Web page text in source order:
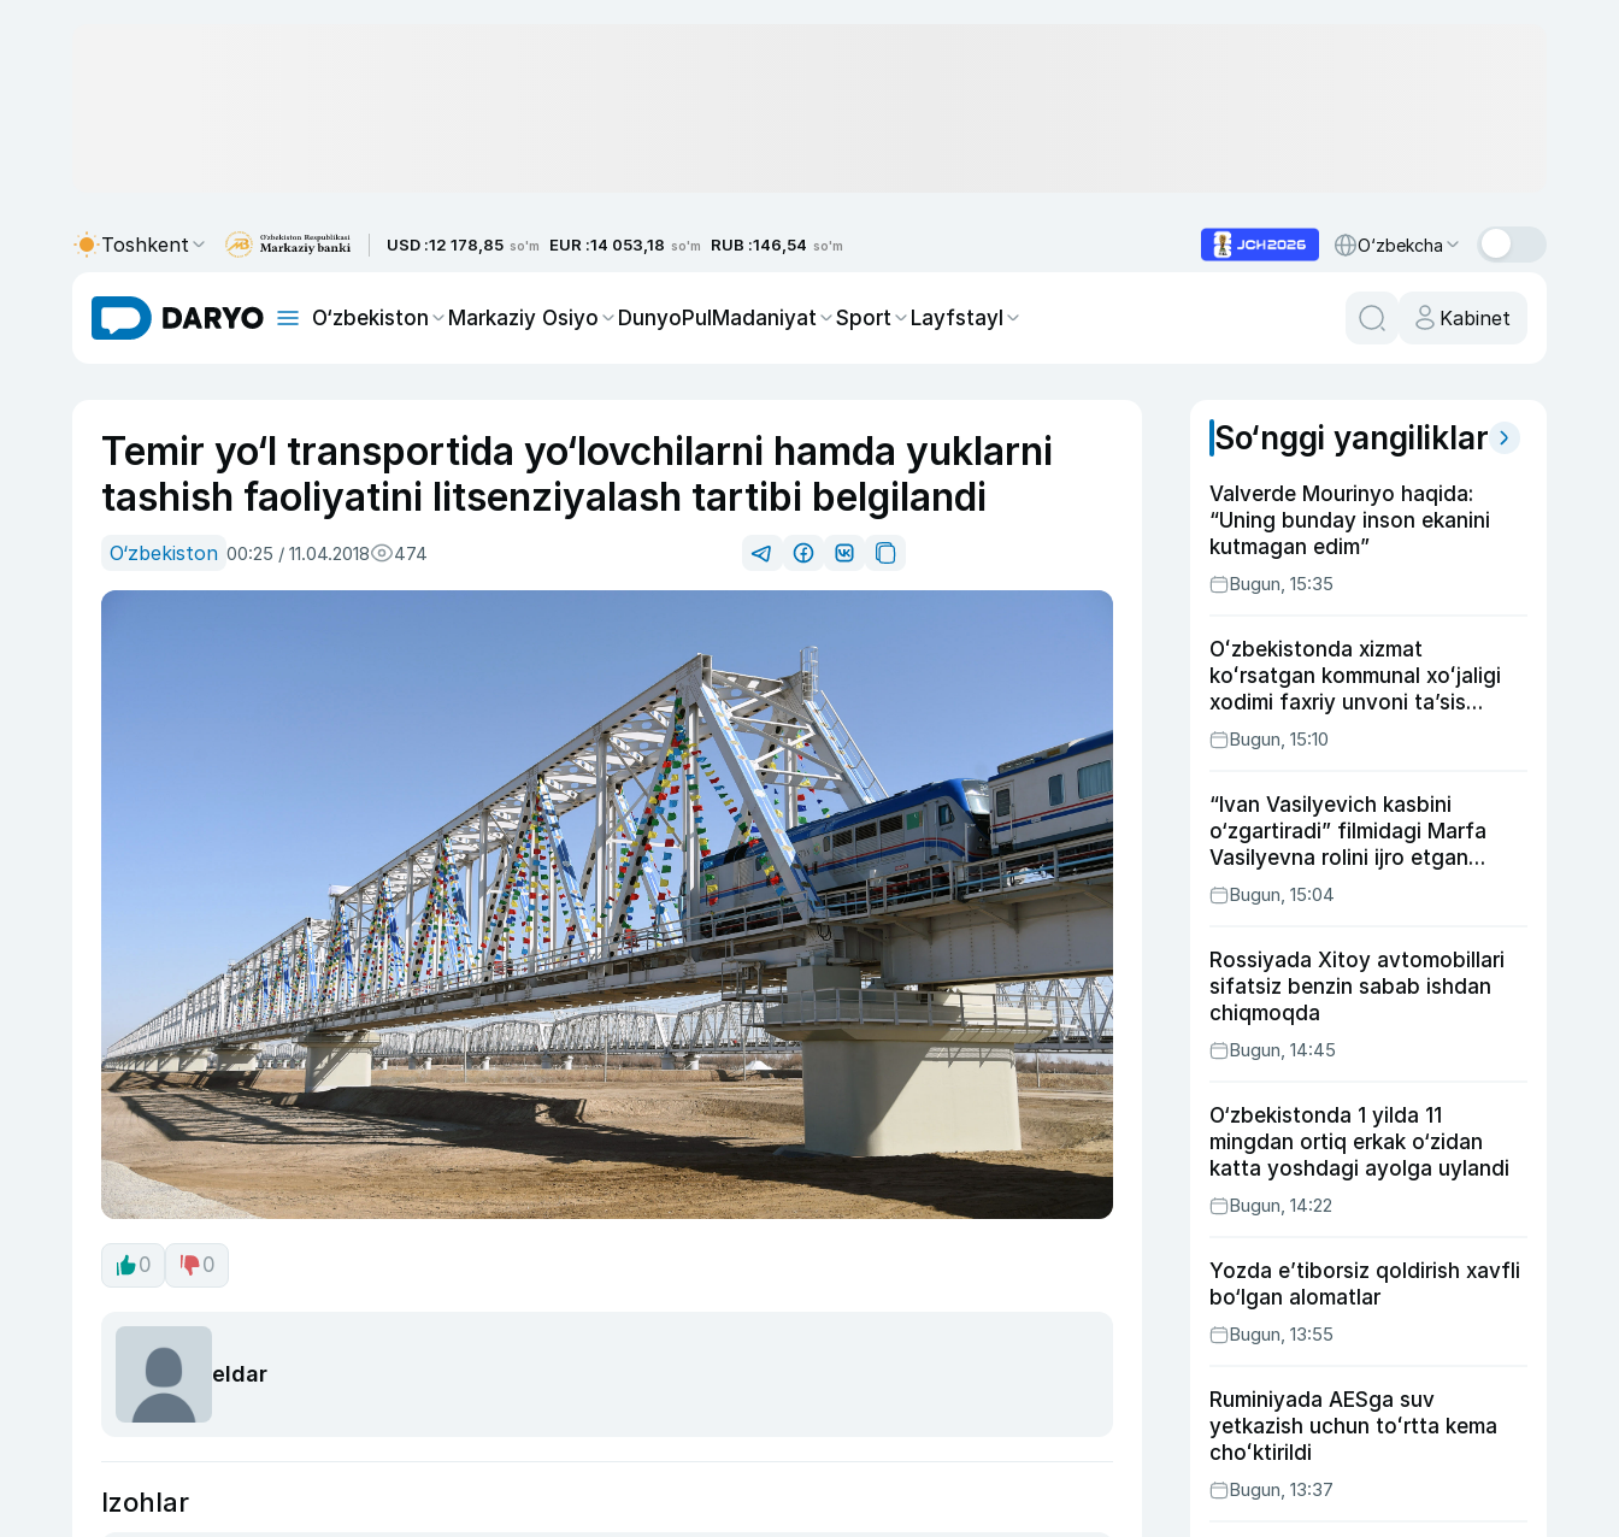
Toshkent USD :12 178,85 so'm EUR :14 053,18 so'm RUB :146,54 so'm O‘zbekcha
O‘zbekiston Markaziy Osiyo DunyoPulMadaniyat Sport Layfstayl Kabinet
Temir yo‘l transportida yo‘lovchilarni hamda yuklarni
tashish faoliyatini litsenziyalash tartibi belgilandi
O‘zbekiston 00:25 / 11.04.2018 474
0 0
eldar
Izohlar
So‘nggi yangiliklar
Valverde Mourinyo haqida:
“Uning bunday inson ekanini
kutmagan edim”
Bugun, 15:35
Oʻzbekistonda xizmat
koʻrsatgan kommunal xoʻjaligi
xodimi faxriy unvoni taʼsis
etilishi mumkin
Bugun, 15:10
“Ivan Vasilyevich kasbini
o‘zgartiradi” filmidagi Marfa
Vasilyevna rolini ijro etgan
aktrisaning taqdiri qanday
kechdi?
Bugun, 15:04
Rossiyada Xitoy avtomobillari
sifatsiz benzin sabab ishdan
chiqmoqda
Bugun, 14:45
O‘zbekistonda 1 yilda 11
mingdan ortiq erkak o‘zidan
katta yoshdagi ayolga uylandi
Bugun, 14:22
Yozda e’tiborsiz qoldirish xavfli
bo‘lgan alomatlar
Bugun, 13:55
Ruminiyada AESga suv
yetkazish uchun toʻrtta kema
choʻktirildi
Bugun, 13:37